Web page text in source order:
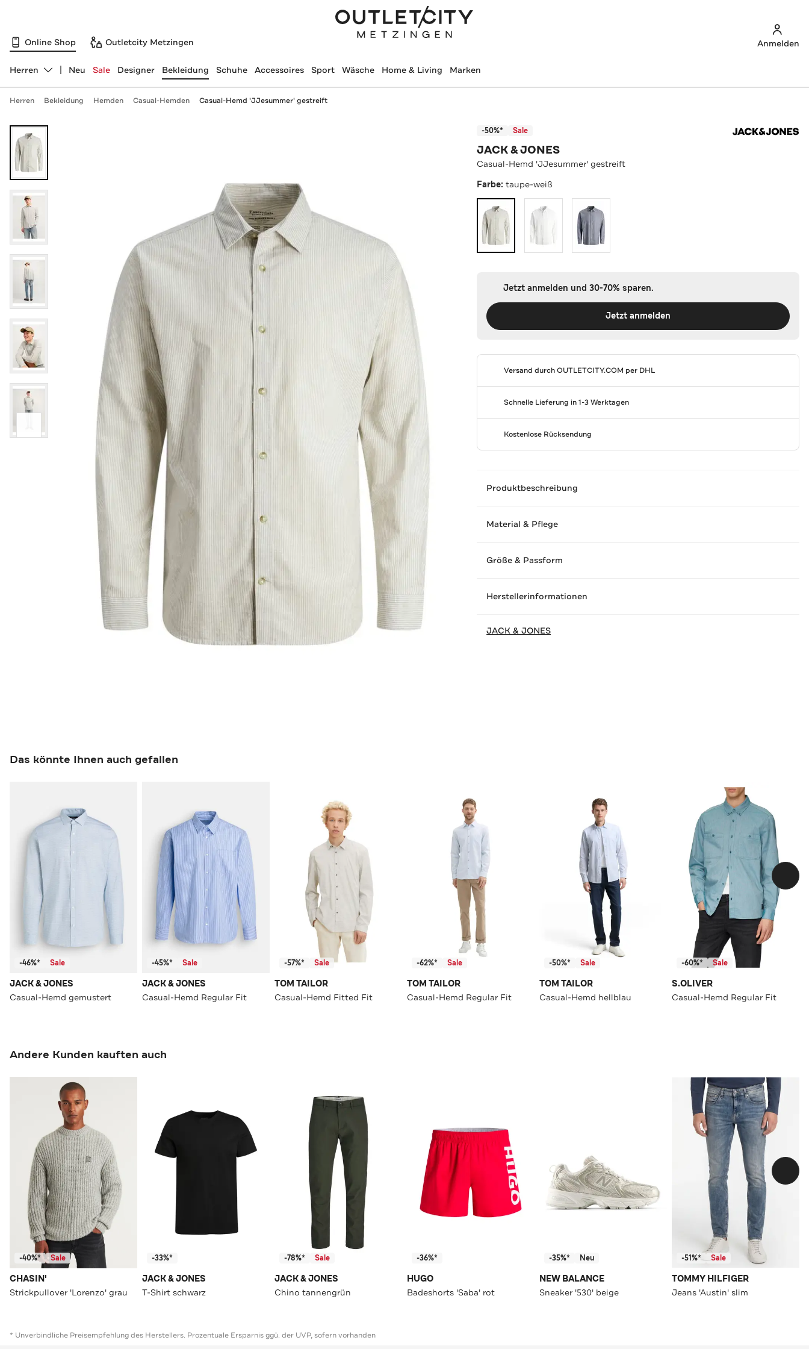
Online Shop Outletcity Metzingen Anmelden
Abteilung ändern, ausgewählt:
Herren Neu Sale Designer Bekleidung Schuhe Accessoires Sport Wäsche Home & Living Marken
Herren Bekleidung Hemden Casual-Hemden Casual-Hemd 'JJesummer' gestreift
-50%* Sale
JACK & JONES
Casual-Hemd 'JJesummer' gestreift
Farbe:taupe-weiß
Jetzt anmelden und 30-70% sparen.
Jetzt anmelden
Versand durchOUTLETCITY.COM per DHL
Schnelle Lieferung in 1-3 Werktagen
Kostenlose Rücksendung
Produktbeschreibung
Material & Pflege
Größe & Passform
Herstellerinformationen
JACK & JONES
Das könnte Ihnen auch gefallen
-46%* Sale
JACK & JONES
Casual-Hemd gemustert
-45%* Sale
JACK & JONES
Casual-Hemd Regular Fit
-57%* Sale
TOM TAILOR
Casual-Hemd Fitted Fit
-62%* Sale
TOM TAILOR
Casual-Hemd Regular Fit
-50%* Sale
TOM TAILOR
Casual-Hemd hellblau
-60%* Sale
S.OLIVER
Casual-Hemd Regular Fit
Andere Kunden kauften auch
-40%* Sale
CHASIN'
Strickpullover 'Lorenzo' grau
-33%*
JACK & JONES
T-Shirt schwarz
-78%* Sale
JACK & JONES
Chino tannengrün
-36%*
HUGO
Badeshorts 'Saba' rot
-35%* Neu
NEW BALANCE
Sneaker '530' beige
-51%* Sale
TOMMY HILFIGER
Jeans 'Austin' slim
* Unverbindliche Preisempfehlung des Herstellers. Prozentuale Ersparnis ggü. der UVP, sofern vorhanden